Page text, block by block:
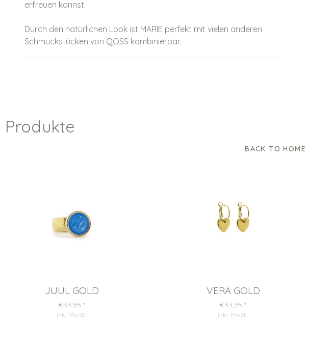
erfreuen kannst.
Durch den natürlichen Look ist MARIE perfekt mit vielen anderen
Schmuckstücken von QOSS kombinierbar.
Produkte
BACK TO HOME
JUUL GOLD
€33,95 *
inkl. MwSt
VERA GOLD
€33,95 *
inkl. MwSt